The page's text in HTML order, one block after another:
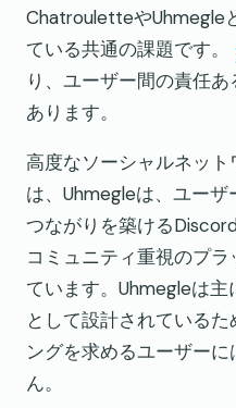
ChatrouletteやUhmegle
ている共通の課題です。
り、ユーザー間の責任
あります。
高度なソーシャルネッ
は、Uhmegleは、ユー
つながりを築ける
コミュニティ重視のプ
ています。Uhmegleは主
として設計されている
ングを求めるユーザー
ん。